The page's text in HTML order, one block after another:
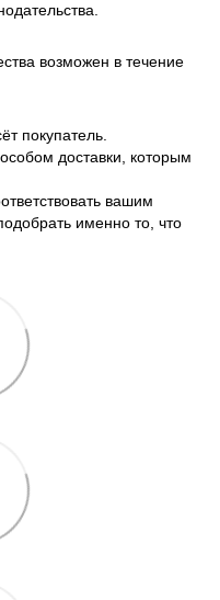
возможен в течение
покупатель.
доставки, которым
вашим
именно то, что